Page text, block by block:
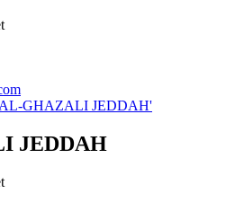
GHAZALI JEDDAH'
JEDDAH